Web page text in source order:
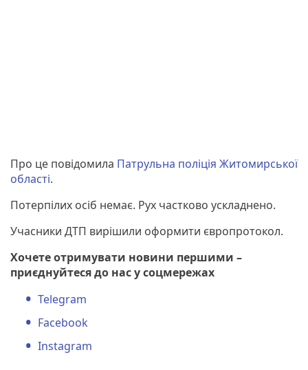
Про це повідомила Патрульна поліція Житомирської
області.
Потерпілих осіб немає. Рух частково ускладнено.
Учасники ДТП вирішили оформити європротокол.
Хочете отримувати новини першими –
приєднуйтеся до нас у соцмережах
Telegram
Facebook
Instagram